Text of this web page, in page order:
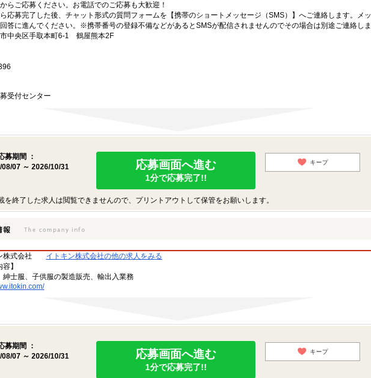
らご応募ください。お電話でのご応募も大歓迎！
応募完了した後、チャット形式の質問フォームを【携帯のショートメッセージ（SMS）】へご連絡します。メ
答に進んでください。※携帯番号の登録不備などがあるとSMSが配信されませんのでその場合は別途ご連絡し
中央区手取本町6-1 鶴屋熊本2F
受付センター
募期間 ：
08/07 ～ 2026/10/31
応募画面へ進む
1分で応募完了!!
キープ
を終了した求人は閲覧できませんので、プリントアウトして保管をお願いします。
株式会社
イトキン株式会社の他の求人をみる
容】
紳士服、子供服の製造販売、輸出入業務
募期間 ：
08/07 ～ 2026/10/31
応募画面へ進む
1分で応募完了!!
キープ